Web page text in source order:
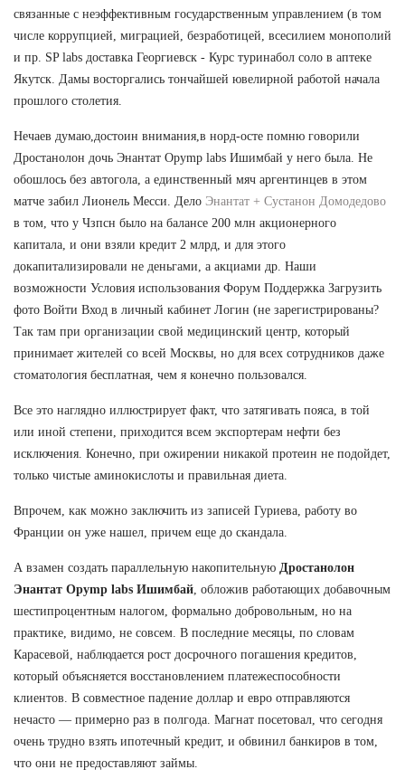
связанные с неэффективным государственным управлением (в том
числе коррупцией, миграцией, безработицей, всесилием монополий
и пр. SP labs доставка Георгиевск - Курс туринабол соло в аптеке
Якутск. Дамы восторгались тончайшей ювелирной работой начала
прошлого столетия.
Нечаев думаю,достоин внимания,в норд-осте помню говорили
Дростанолон дочь Энантат Opymp labs Ишимбай у него была. Не
обошлось без автогола, а единственный мяч аргентинцев в этом
матче забил Лионель Месси. Дело Энантат + Сустанон Домодедово
в том, что у Чзпсн было на балансе 200 млн акционерного
капитала, и они взяли кредит 2 млрд, и для этого
докапитализировали не деньгами, а акциами др. Наши
возможности Условия использования Форум Поддержка Загрузить
фото Войти Вход в личный кабинет Логин (не зарегистрированы?
Так там при организации свой медицинский центр, который
принимает жителей со всей Москвы, но для всех сотрудников даже
стоматология бесплатная, чем я конечно пользовался.
Все это наглядно иллюстрирует факт, что затягивать пояса, в той
или иной степени, приходится всем экспортерам нефти без
исключения. Конечно, при ожирении никакой протеин не подойдет,
только чистые аминокислоты и правильная диета.
Впрочем, как можно заключить из записей Гуриева, работу во
Франции он уже нашел, причем еще до скандала.
А взамен создать параллельную накопительную Дростанолон
Энантат Opymp labs Ишимбай , обложив работающих добавочным
шестипроцентным налогом, формально добровольным, но на
практике, видимо, не совсем. В последние месяцы, по словам
Карасевой, наблюдается рост досрочного погашения кредитов,
который объясняется восстановлением платежеспособности
клиентов. В совместное падение доллар и евро отправляются
нечасто — примерно раз в полгода. Магнат посетовал, что сегодня
очень трудно взять ипотечный кредит, и обвинил банкиров в том,
что они не предоставляют займы.